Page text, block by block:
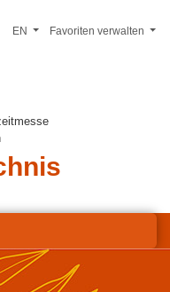
Favoriten verwalten
EN